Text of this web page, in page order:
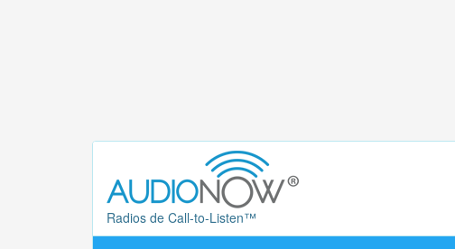
Radios de Call-to-Listen™